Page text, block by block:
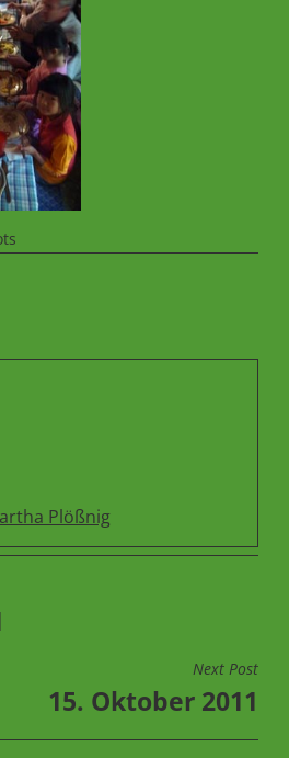
Plößnig
Next Post
15. Oktober 2011